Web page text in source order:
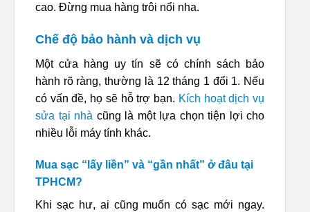
cao. Đừng mua hàng trôi nổi nha.
Chế độ bảo hành và dịch vụ
Một cửa hàng uy tín sẽ có chính sách bảo
hành rõ ràng, thường là 12 tháng 1 đổi 1. Nếu
có vấn đề, họ sẽ hỗ trợ bạn. Kích hoạt dịch vụ
sửa tại nhà cũng là một lựa chọn tiện lợi cho
nhiều lỗi máy tính khác.
Mua sạc “lấy liền” và “gần nhất” ở đâu tại
TPHCM?
Khi sạc hư, ai cũng muốn có sạc mới ngay.